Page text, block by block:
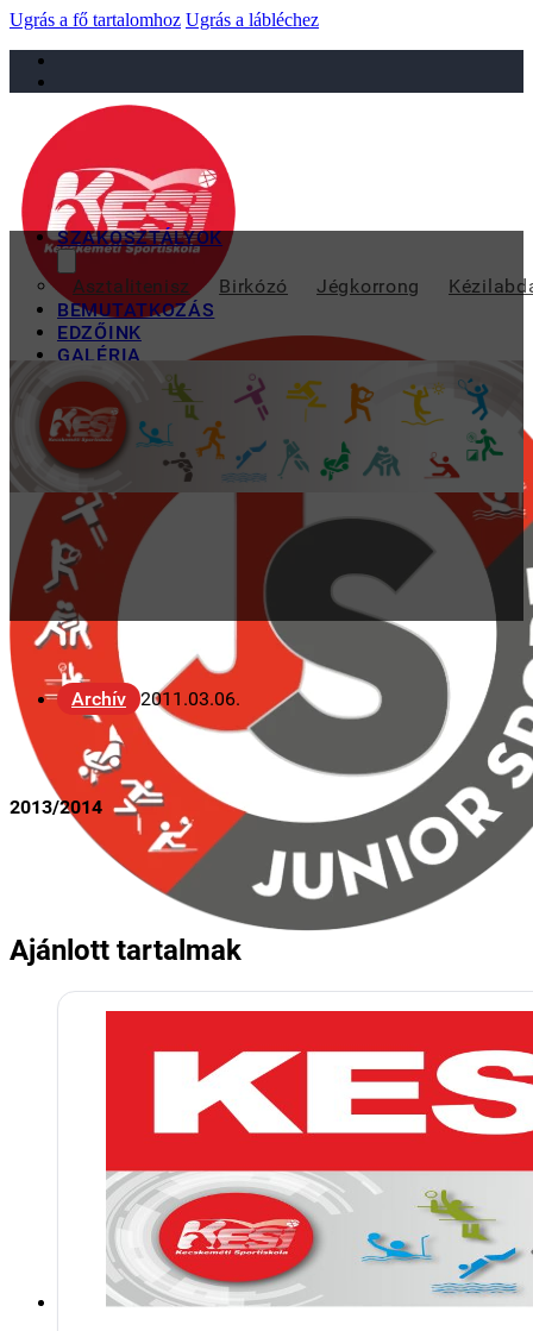
Ugrás a fő tartalomhoz Ugrás a lábléchez
sportiskola@juniorsportkft.hu
SZAKOSZTÁLYOK
Asztalitenisz Birkózó Jégkorrong
BEMUTATKOZÁS
EDZŐINK
GALÉRIA
TAO
KAPCSOLAT
Archív 2011.03.06.
2013/2014
Ajánlott tartalmak